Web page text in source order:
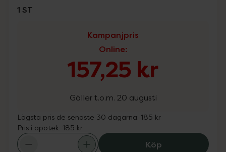
1 ST
Kampanjpris
Online:
157,25 kr
Gäller t.o.m. 20 augusti
Lägsta pris de senaste 30 dagarna: 185 kr
Pris i apotek: 185 kr
KöpGetTested